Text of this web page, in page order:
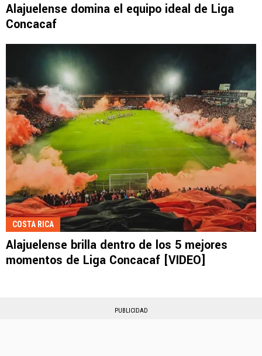
Alajuelense domina el equipo ideal de Liga
Concacaf
COSTA RICA
Alajuelense brilla dentro de los 5 mejores
momentos de Liga Concacaf [VIDEO]
PUBLICIDAD